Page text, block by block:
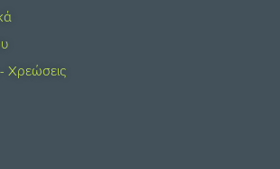
Χρεώσεις